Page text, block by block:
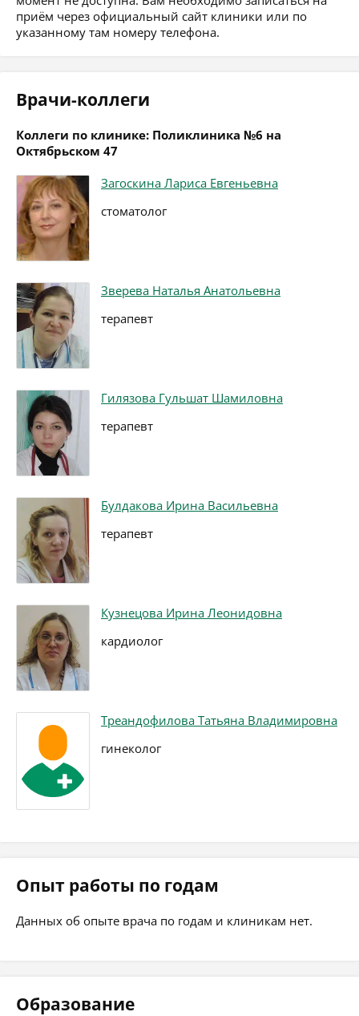
приём через официальный сайт клиники или по
указанному там номеру телефона.
Врачи-коллеги
Коллеги по клинике: Поликлиника №6 на
Октябрьском 47
Загоскина Лариса Евгеньевна
стоматолог
Зверева Наталья Анатольевна
терапевт
Гилязова Гульшат Шамиловна
терапевт
Булдакова Ирина Васильевна
терапевт
Кузнецова Ирина Леонидовна
кардиолог
Треандофилова Татьяна Владимировна
гинеколог
Опыт работы по годам
Данных об опыте врача по годам и клиникам нет.
Образование